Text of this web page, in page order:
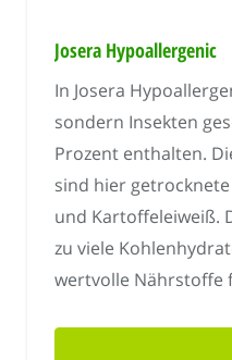
Josera Hypoallergenic
In Josera
sondern Insekten
Prozent enthalten.
sind hier
und Kartoffeleiweiß.
zu viele
wertvolle Nährstoffe